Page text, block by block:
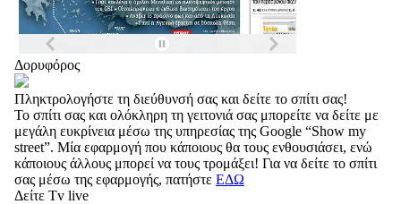
Δορυφόρος
Πληκτρολογήστε τη διεύθυνσή σας και δείτε το σπίτι σας!
Το σπίτι σας και ολόκληρη τη γειτονιά σας μπορείτε να δείτε με
μεγάλη ευκρίνεια μέσω της υπηρεσίας της Google “Show my
street”. Μία εφαρμογή που κάποιους θα τους ενθουσιάσει, ενώ
κάποιους άλλους μπορεί να τους τρομάξει! Για να δείτε το σπίτι
σας μέσω της εφαρμογής, πατήστε ΕΔΩ
Δείτε Tv live